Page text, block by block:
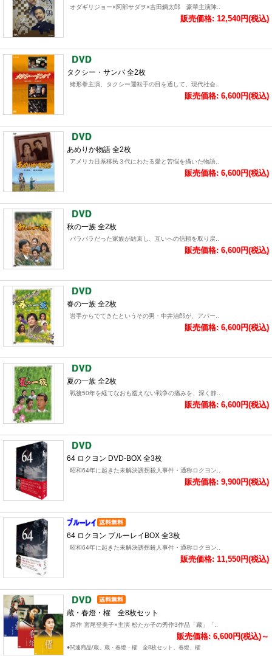
オダギリジョー×阿部サダヲ×吉田鋼太郎 豪華主演陣..
販売価格: 12,540円(税込)
タクシー・サンバ 全2枚
緒形拳主演、タクシー運転手の目を通して、現代社会..
販売価格: 6,600円(税込)
あめりか物語 全2枚
アメリカ日系移民３代にわたる愛と苦悩を描いた物語..
販売価格: 6,600円(税込)
秋の一族 全2枚
バラバラだった家族が結束し、互いへの信頼を取り戻..
販売価格: 6,600円(税込)
春の一族 全2枚
岩手からでてきたというその男・中井治郎が、アパー..
販売価格: 6,600円(税込)
夏の一族 全2枚
戦後50年を経てなおも癒えない戦争の痛みを、深く静..
販売価格: 6,600円(税込)
64 ロクヨン DVD-BOX 全3枚
昭和64年に起きた未解決誘拐殺人事件・通称ロクヨン..
販売価格: 9,900円(税込)
64 ロクヨン ブルーレイBOX 全3枚
昭和64年に起きた未解決誘拐殺人事件・通称ロクヨン..
販売価格: 11,550円(税込)
蔵・春燈・櫂 全8枚セット
原作 宮尾登美子×主演 松たか子の秀作3作品「藏」「..
販売価格: 6,600円(税込)～
●関連商品/蔵、蔵・春燈・櫂 全8枚セット、春燈、櫂